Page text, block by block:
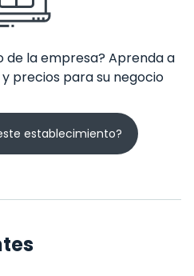
de la empresa? Aprenda a
precios para su negocio
establecimiento?